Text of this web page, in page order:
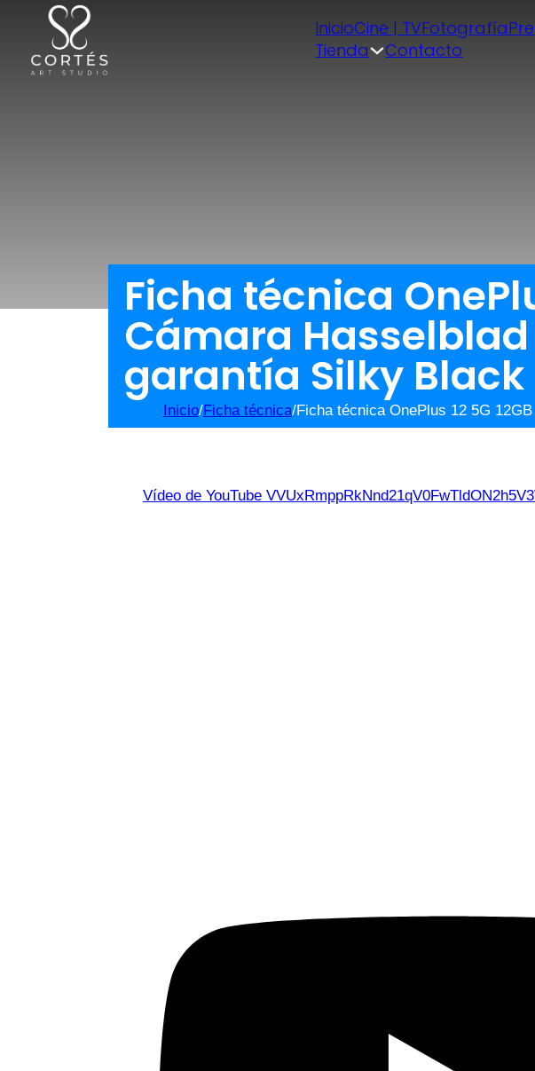
InicioCine | TVFotografía
Tienda
Contacto
Ficha técnica
Cámara
garantía Silky Black
Inicio/Ficha técnica/Ficha técnica OnePlus 12 5G
Vídeo de YouTube